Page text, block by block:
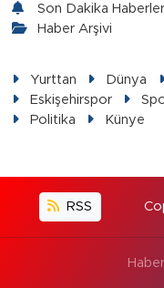
Son Dakika
Haber Arşivi
Yurttan Dünya
Eskişehirspor
Politika
Künye
RSS
Haber